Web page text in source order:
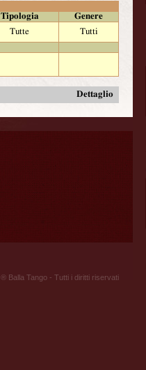
Tipologia
Genere
Tutte
Tutti
Dettaglio
® Balla Tango - Tutti i diritti riservati